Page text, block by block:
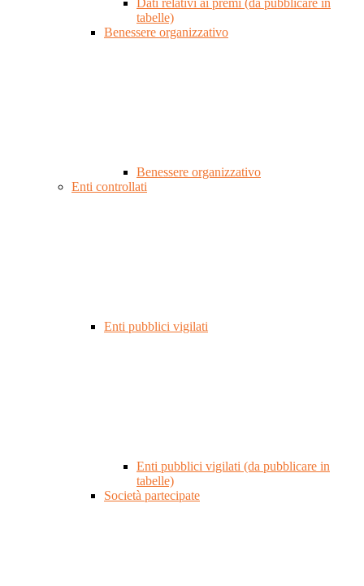
Dati relativi ai premi (da pubblicare in
tabelle)
Benessere organizzativo
Benessere organizzativo
Enti controllati
Enti pubblici vigilati
Enti pubblici vigilati (da pubblicare in
tabelle)
Società partecipate